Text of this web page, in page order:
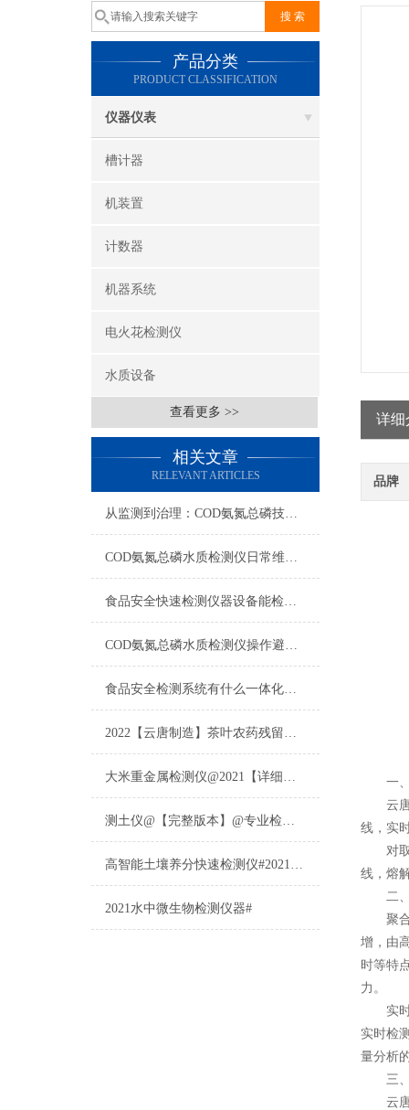
产品分类
PRODUCT CLASSIFICATION
仪器仪表
槽计器
机装置
计数器
机器系统
电火花检测仪
水质设备
查看更多 >>
相关文章
RELEVANT ARTICLES
从监测到治理：COD氨氮总磷技术的双领域实战解析
COD氨氮总磷水质检测仪日常维护与试剂管理，降低故障率就靠这几招
食品安全快速检测仪器设备能检什么？一张表说清适用范围
COD氨氮总磷水质检测仪操作避坑指南：这几个步骤直接影响数据准确性
食品安全检测系统有什么一体化配置·2023仪器仪表推荐·山东云唐
2022【云唐制造】茶叶农药残留检测仪多少钱一台@山东云唐仪器仪表制造
大米重金属检测仪@2021【详细版本】@专业检测大米重金属仪器仪表
测土仪@【完整版本】@专业检测土壤的仪器仪表
高智能土壤养分快速检测仪#2021【土壤养分检测专用仪器仪表】
2021水中微生物检测仪器#
详细
品牌
一、
云
线，实
对取
线，熔
二、
聚合酶
增，由
时等特
力。
实时荧
实时检
量分析
三、
云